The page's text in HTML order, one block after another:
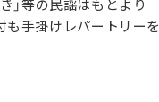
」等の民謡はもとより
も手掛けレパートリーを